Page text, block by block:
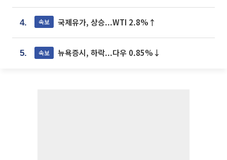
4. 속보 국제유가, 상승...WTI 2.8%↑
5. 속보 뉴욕증시, 하락...다우 0.85%↓